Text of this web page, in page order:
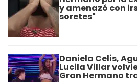
y amenazó con
soretes"
Daniela Celis,
Lucila Villar
Gran Hermano